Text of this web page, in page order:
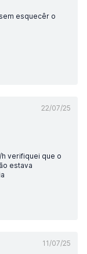
esquecêr o
22/07/25
verifiquei que o
estava
11/07/25